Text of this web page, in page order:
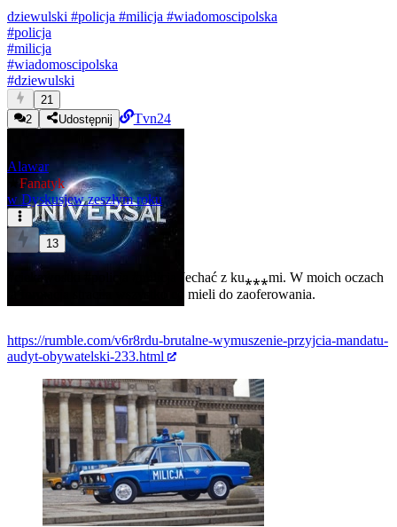
dziewulski #policja #milicja #wiadomoscipolska
#policja
#milicja
#wiadomoscipolska
#dziewulski
21
2
Udostępnij Tvn24
Alawar
Fanatyk
w Dyskusjew zeszłym roku
13
#ciekawostki
Jechać z ku⁎⁎⁎mi. W moich oczach
ta formacja straciła wszystko co mieli do zaoferowania.
https://rumble.com/v6r8rdu-brutalne-wymuszenie-przyjcia-mandatu-
audyt-obywatelski-233.html